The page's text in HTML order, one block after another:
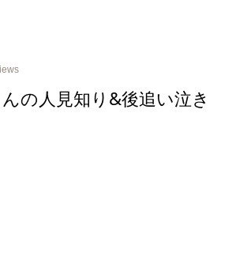
の人見知り&後追い泣き